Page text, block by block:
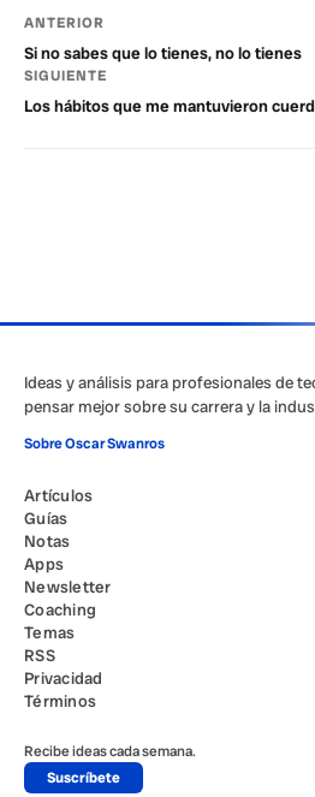
ANTERIOR
Si no sabes que lo tienes, no lo tienes
SIGUIENTE
Los hábitos que me mantuvieron
Ideas y análisis para profesionales de
pensar mejor sobre su carrera y la
Sobre Oscar Swanros
Artículos
Guías
Notas
Apps
Newsletter
Coaching
Temas
RSS
Privacidad
Términos
Recibe ideas cada semana.
Suscríbete